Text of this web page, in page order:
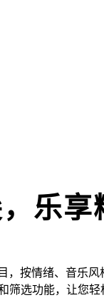
乐享
，按情绪、音乐风
筛选功能，让您轻